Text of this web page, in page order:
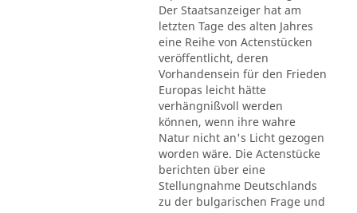
Der Staatsanzeiger hat am
letzten Tage des alten Jahres
eine Reihe von Actenstücken
veröffentlicht, deren
Vorhandensein für den Frieden
Europas leicht hätte
verhängnißvoll werden
können, wenn ihre wahre
Natur nicht an's Licht gezogen
worden wäre. Die Actenstücke
berichten über eine
Stellungnahme Deutschlands
zu der bulgarischen Frage und